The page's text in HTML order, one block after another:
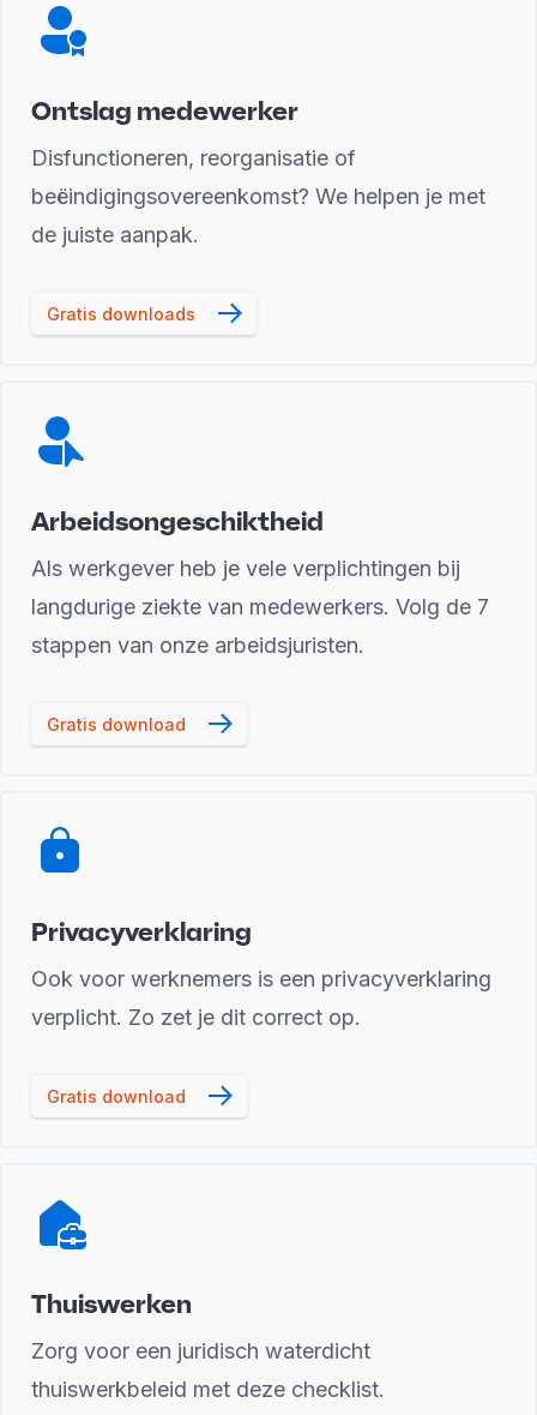
Ontslag medewerker
Disfunctioneren, reorganisatie of
beëindigingsovereenkomst? We helpen je met
de juiste aanpak.
Gratis downloads
Arbeidsongeschiktheid
Als werkgever heb je vele verplichtingen bij
langdurige ziekte van medewerkers. Volg de 7
stappen van onze arbeidsjuristen.
Gratis download
Privacyverklaring
Ook voor werknemers is een privacyverklaring
verplicht. Zo zet je dit correct op.
Gratis download
Thuiswerken
Zorg voor een juridisch waterdicht
thuiswerkbeleid met deze checklist.